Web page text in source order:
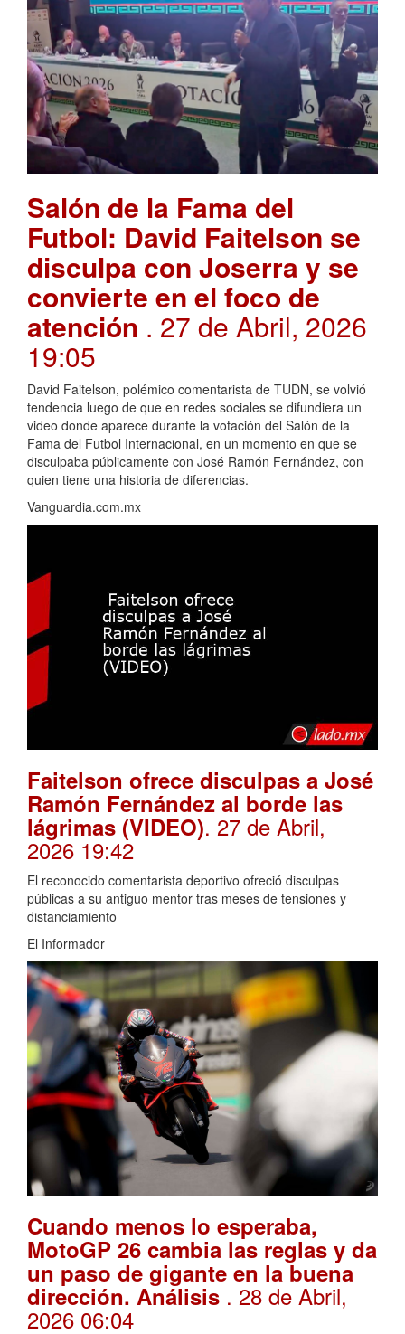
Salón de la Fama del
Futbol: David Faitelson se
disculpa con Joserra y se
convierte en el foco de
atención . 27 de Abril, 2026
19:05
David Faitelson, polémico comentarista de TUDN, se volvió
tendencia luego de que en redes sociales se difundiera un
video donde aparece durante la votación del Salón de la
Fama del Futbol Internacional, en un momento en que se
disculpaba públicamente con José Ramón Fernández, con
quien tiene una historia de diferencias.
Vanguardia.com.mx
Faitelson ofrece disculpas a José
Ramón Fernández al borde las
lágrimas (VIDEO). 27 de Abril,
2026 19:42
El reconocido comentarista deportivo ofreció disculpas
públicas a su antiguo mentor tras meses de tensiones y
distanciamiento
El Informador
Cuando menos lo esperaba,
MotoGP 26 cambia las reglas y da
un paso de gigante en la buena
dirección. Análisis . 28 de Abril,
2026 06:04